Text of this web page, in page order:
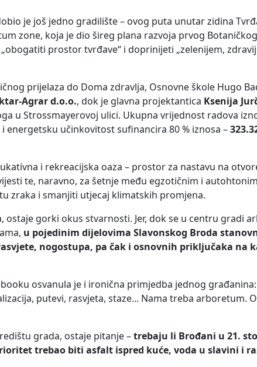
je još jedno gradilište – ovog puta unutar zidina
zone, koja je dio šireg plana razvoja prvog
prostor tvrđave“ i doprinijeti „zelenijem,
prijelaza do Doma zdravlja, Osnovne škole Hugo
Agrar d.o.o., dok je glavna projektantica Ksenija
u Strossmayerovoj ulici. Ukupna vrijednost radova
energetsku učinkovitost sufinancira 80 % iznosa –
i rekreacijska oaza – prostor za nastavu na
te, naravno, za šetnje među egzotičnim i
zraka i smanjiti utjecaj klimatskih promjena.
ostaje gorki okus stvarnosti. Jer, dok se u centru gradi
u pojedinim dijelovima Slavonskog Broda
nogostupa, pa čak i osnovnih priključaka na
osvanula je i ironična primjedba jednog građanina:
putevi, rasvjeta, staze... Nama treba arboretum.
grada, ostaje pitanje –trebaju li Brođani u 21.
trebao biti asfalt ispred kuće, voda u slavini i